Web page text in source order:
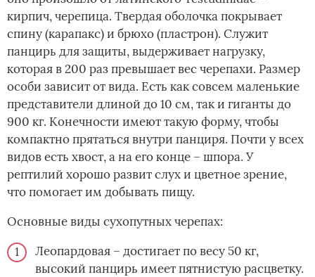
кирпич, черепица. Твердая оболочка покрывает
спину (карапакс) и брюхо (пластрон). Служит
панцирь для защиты, выдерживает нагрузку,
которая в 200 раз превышает вес черепахи. Размер
особи зависит от вида. Есть как совсем маленькие
представители длиной до 10 см, так и гиганты до
900 кг. Конечности имеют такую форму, чтобы
компактно прятаться внутри панциря. Почти у всех
видов есть хвост, а на его конце – шпора. У
рептилий хорошо развит слух и цветное зрение,
что помогает им добывать пищу.
Основные виды сухопутных черепах:
Леопардовая – достигает по весу 50 кг,
высокий панцирь имеет пятнистую расцветку.